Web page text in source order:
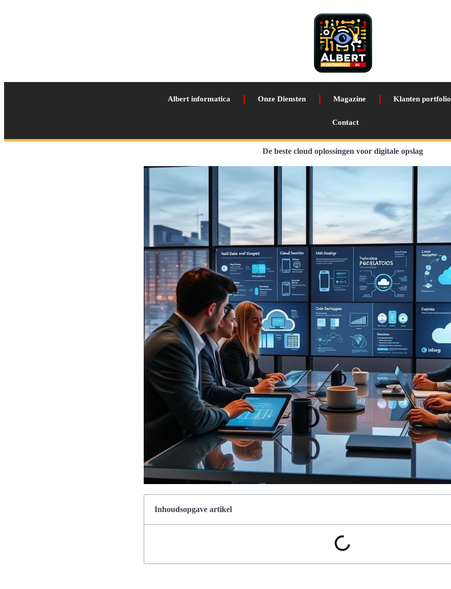
Albert informatica Onze Diensten Magazine Klanten portfolio
Contact
De beste cloud oplossingen voor digitale opslag
Inhoudsopgave artikel